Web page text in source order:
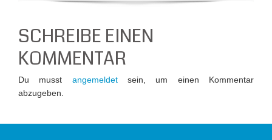
SCHREIBE EINEN
KOMMENTAR
Du musst angemeldetsein, um einen Kommentar
abzugeben.